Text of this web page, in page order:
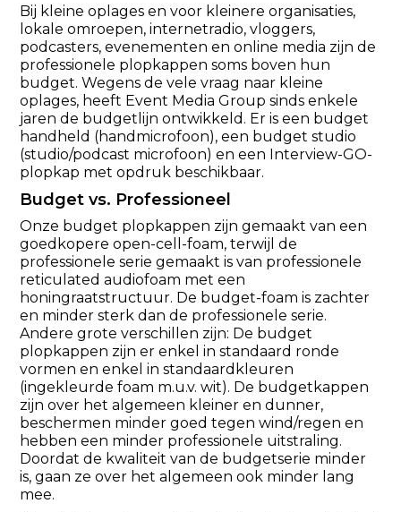
Bij kleine oplages en voor kleinere organisaties,
lokale omroepen, internetradio, vloggers,
podcasters, evenementen en online media zijn de
professionele plopkappen soms boven hun
budget. Wegens de vele vraag naar kleine
oplages, heeft Event Media Group sinds enkele
jaren de budgetlijn ontwikkeld. Er is een budget
handheld (handmicrofoon), een budget studio
(studio/podcast microfoon) en een Interview-GO-
plopkap met opdruk beschikbaar.
Budget vs. Professioneel
Onze budget plopkappen zijn gemaakt van een
goedkopere open-cell-foam, terwijl de
professionele serie gemaakt is van professionele
reticulated audiofoam met een
honingraatstructuur. De budget-foam is zachter
en minder sterk dan de professionele serie.
Andere grote verschillen zijn: De budget
plopkappen zijn er enkel in standaard ronde
vormen en enkel in standaardkleuren
(ingekleurde foam m.u.v. wit). De budgetkappen
zijn over het algemeen kleiner en dunner,
beschermen minder goed tegen wind/regen en
hebben een minder professionele uitstraling.
Doordat de kwaliteit van de budgetserie minder
is, gaan ze over het algemeen ook minder lang
mee.